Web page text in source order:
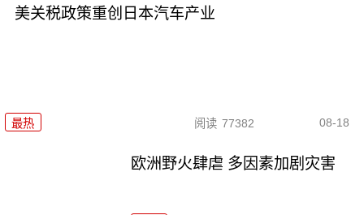
美关税政策重创日本汽车产业
最热 阅读 77382 08-18
欧洲野火肆虐 多因素加剧灾害